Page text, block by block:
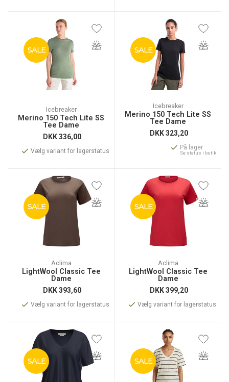
SALE
Icebreaker
Merino 150 Tech Lite SS
Tee Dame
DKK336,00
Vælg variant for lagerstatus
SALE
Icebreaker
Merino 150 Tech Lite SS
Tee Dame
DKK323,20
På lager
Se status i butik
SALE
Aclima
LightWool Classic Tee
Dame
DKK393,60
Vælg variant for lagerstatus
SALE
Aclima
LightWool Classic Tee
Dame
DKK399,20
Vælg variant for lagerstatus
SALE SALE